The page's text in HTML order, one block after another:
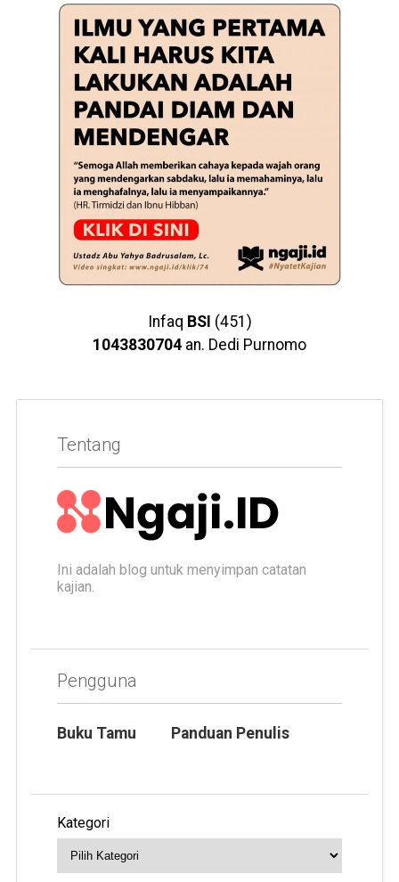
Infaq BSI (451)
1043830704 an. Dedi Purnomo
Tentang
Ini adalah blog untuk menyimpan catatan
kajian.
Pengguna
Buku Tamu Panduan Penulis
Kategori